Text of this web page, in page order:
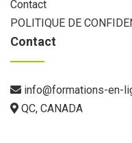
Contact
POLITIQUE DE
Contact
info@formations-en-
QC, CANADA